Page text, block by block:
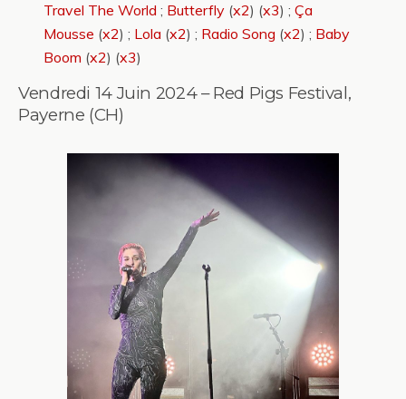
Travel The World ; Butterfly (x2) (x3) ;Ça
Mousse (x2) ; Lola (x2) ; Radio Song (x2) ; Baby
Boom (x2) (x3)
Vendredi 14 Juin 2024 – Red Pigs Festival,
Payerne (CH)